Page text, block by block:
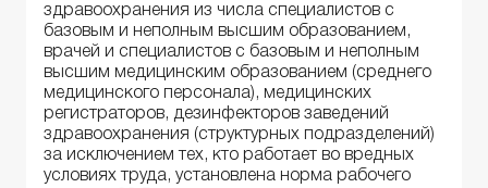
здравоохранения из числа специалистов с
базовым и неполным высшим образованием,
врачей и специалистов с базовым и неполным
высшим медицинским образованием (среднего
медицинского персонала), медицинских
регистраторов, дезинфекторов заведений
здравоохранения (структурных подразделений)
за исключением тех, кто работает во вредных
условиях труда, установлена норма рабочего